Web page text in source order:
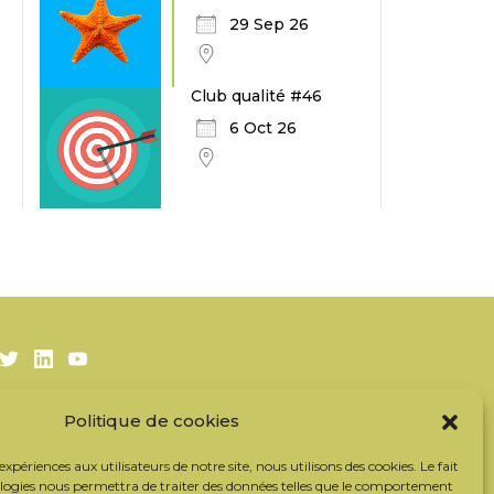
Politique de cookies
aux utilisateurs de notre site, nous utilisons des cookies. Le fait
nous permettra de traiter des données telles que le comportement
29 Sep 26
Club qualité #46
6 Oct 26
TwitterLinkedIn
Youtube
S’inscrire à la newsletter
Contacter l’équipe